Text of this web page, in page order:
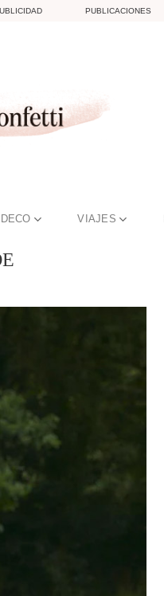
PUBLICACIONES
DECO VIAJES